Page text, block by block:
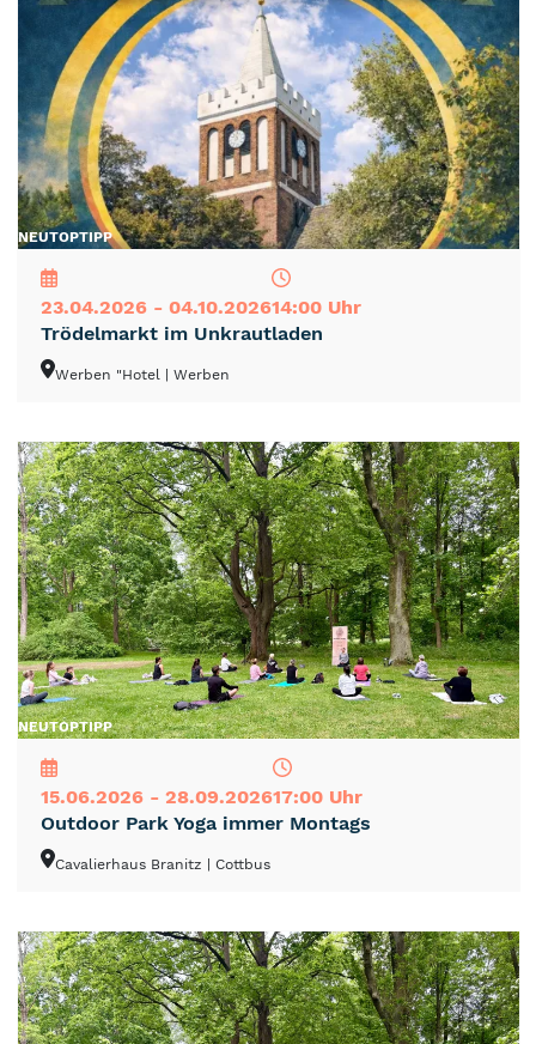
NEUTOPTIPP
23.04.2026 - 04.10.202614:00 Uhr
Trödelmarkt im Unkrautladen
Werben "Hotel | Werben
NEUTOPTIPP
15.06.2026 - 28.09.202617:00 Uhr
Outdoor Park Yoga immer Montags
Cavalierhaus Branitz | Cottbus